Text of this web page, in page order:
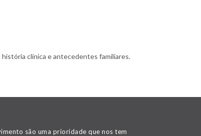
clínica e antecedentes familiares.
são uma prioridade que nos tem